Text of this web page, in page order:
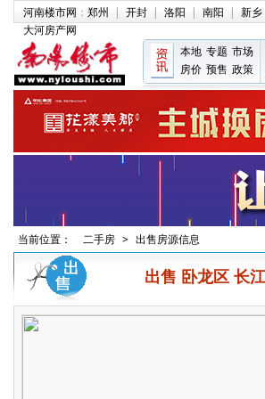
河南楼市网 ： 郑州 | 开封 | 洛阳 | 南阳 | 新乡
大河房产网
本地 专题 市场
房价 预售 政策
当前位置： 二手房 > 出售房源信息
出售 卧龙区 长